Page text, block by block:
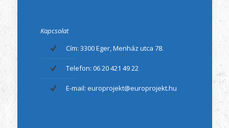
Kapcsolat
Cím: 3300 Eger, Menház utca 78.
Telefon: 06 20 421 49 22
E-mail: europrojekt@europrojekt.hu